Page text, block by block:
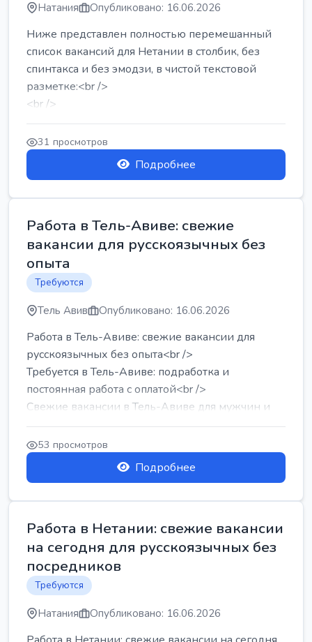
Натания Опубликовано: 16.06.2026
Ниже представлен полностью перемешанный
список вакансий для Нетании в столбик, без
спинтакса и без эмодзи, в чистой текстовой
разметке:<br />
<br />
Работа в Нетании на мебельном производстве:
требу...
31 просмотров
Подробнее
Работа в Тель-Авиве: свежие
вакансии для русскоязычных без
опыта
Требуются
Тель Авив Опубликовано: 16.06.2026
Работа в Тель-Авиве: свежие вакансии для
русскоязычных без опыта<br />
Требуется в Тель-Авиве: подработка и
постоянная работа с оплатой<br />
Свежие вакансии в Тель-Авиве для мужчин и
женщин от хозя...
53 просмотров
Подробнее
Работа в Нетании: свежие вакансии
на сегодня для русскоязычных без
посредников
Требуются
Натания Опубликовано: 16.06.2026